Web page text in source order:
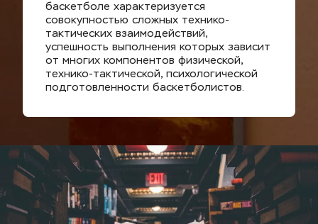
баскетболе характеризуется
совокупностью сложных технико-
тактических взаимодействий,
успешность выполнения которых зависит
от многих компонентов физической,
технико-тактической, психологической
подготовленности баскетболистов.